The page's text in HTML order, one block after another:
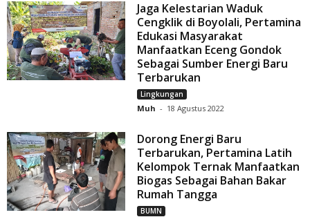
Jaga Kelestarian Waduk
Cengklik di Boyolali, Pertamina
Edukasi Masyarakat
Manfaatkan Eceng Gondok
Sebagai Sumber Energi Baru
Terbarukan
Lingkungan
Muh - 18 Agustus 2022
Dorong Energi Baru
Terbarukan, Pertamina Latih
Kelompok Ternak Manfaatkan
Biogas Sebagai Bahan Bakar
Rumah Tangga
BUMN